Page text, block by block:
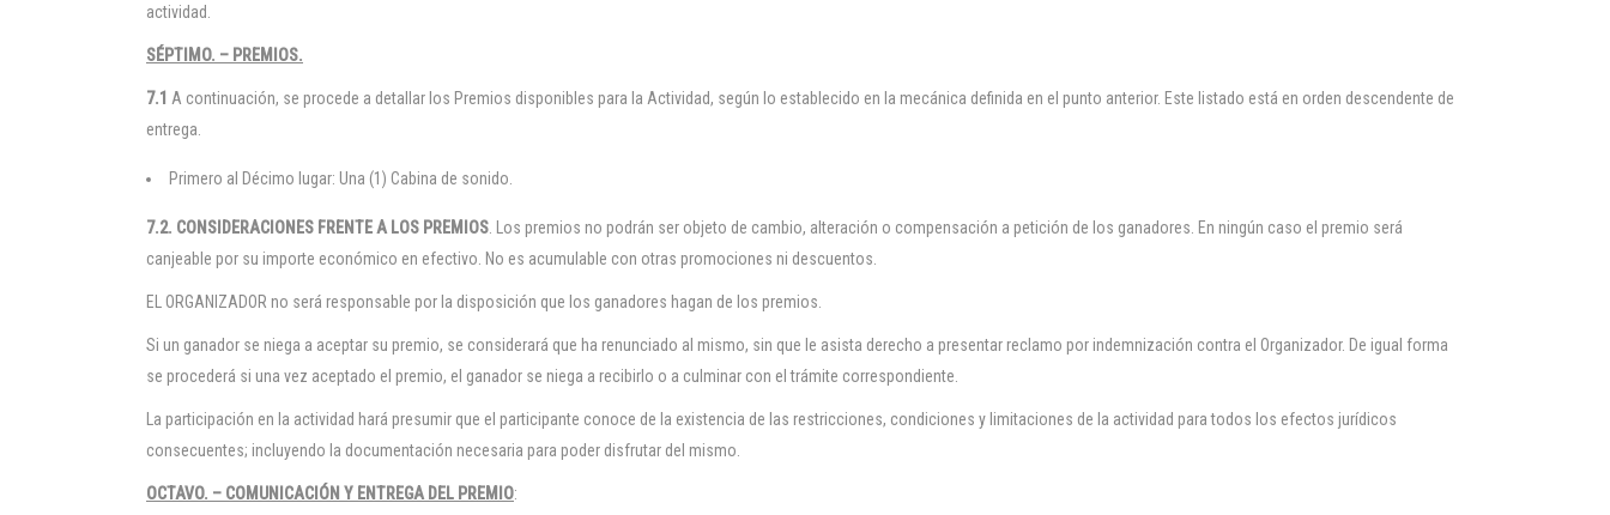
actividad.
SÉPTIMO. – PREMIOS.
7.1 A continuación, se procede a detallar los Premios disponibles para la Actividad, según lo establecido en la mecánica definida en el punto anterior. Este listado está en orden descendente de
entrega.
Primero al Décimo lugar: Una (1) Cabina de sonido.
7.2. CONSIDERACIONES FRENTE A LOS PREMIOS . Los premios no podrán ser objeto de cambio, alteración o compensación a petición de los ganadores. En ningún caso el premio será
canjeable por su importe económico en efectivo. No es acumulable con otras promociones ni descuentos.
EL ORGANIZADOR no será responsable por la disposición que los ganadores hagan de los premios.
Si un ganador se niega a aceptar su premio, se considerará que ha renunciado al mismo, sin que le asista derecho a presentar reclamo por indemnización contra el Organizador. De igual forma
se procederá si una vez aceptado el premio, el ganador se niega a recibirlo o a culminar con el trámite correspondiente.
La participación en la actividad hará presumir que el participante conoce de la existencia de las restricciones, condiciones y limitaciones de la actividad para todos los efectos jurídicos
consecuentes; incluyendo la documentación necesaria para poder disfrutar del mismo.
OCTAVO. – COMUNICACIÓN Y ENTREGA DEL PREMIO: